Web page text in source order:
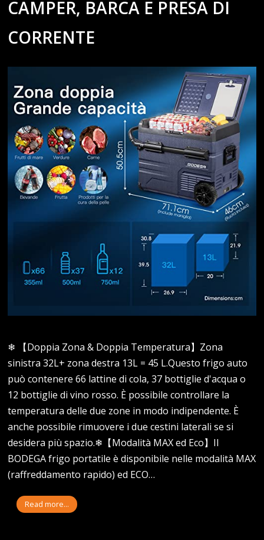
CAMPER, BARCA E PRESA DI
CORRENTE
❄ 【Doppia Zona & Doppia Temperatura】Zona
sinistra 32L+ zona destra 13L = 45 L.Questo frigo auto
può contenere 66 lattine di cola, 37 bottiglie d'acqua o
12 bottiglie di vino rosso. È possibile controllare la
temperatura delle due zone in modo indipendente. È
anche possibile rimuovere i due cestini laterali se si
desidera più spazio.❄【Modalità MAX ed Eco】Il
BODEGA frigo portatile è disponibile nelle modalità MAX
(raffreddamento rapido) ed ECO…
Read more...